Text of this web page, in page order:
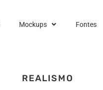
Mockups Fontes
REALISMO